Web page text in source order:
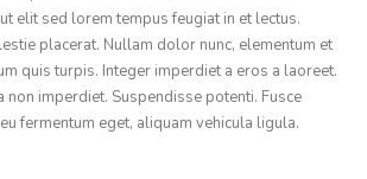
elit sed lorem tempus feugiat in et lectus.
placerat. Nullam dolor nunc, elementum et
quis turpis. Integer imperdiet a eros a laoreet.
non imperdiet. Suspendisse potenti. Fusce
fermentum eget, aliquam vehicula ligula.